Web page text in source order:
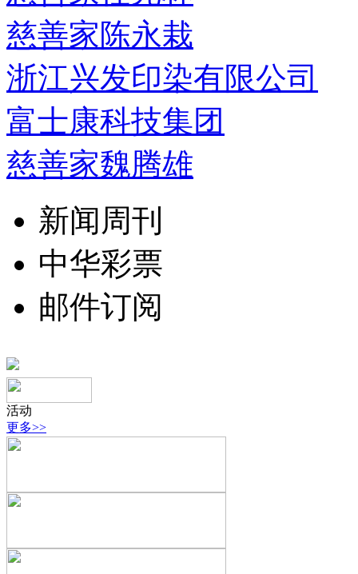
慈善家陈永栽
浙江兴发印染有限公司
富士康科技集团
慈善家魏腾雄
新闻周刊
中华彩票
邮件订阅
活动
更多>>